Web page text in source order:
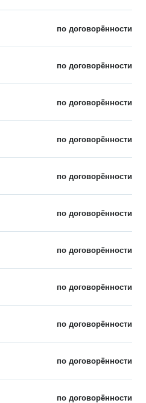
по договорённости
по договорённости
по договорённости
по договорённости
по договорённости
по договорённости
по договорённости
по договорённости
по договорённости
по договорённости
по договорённости